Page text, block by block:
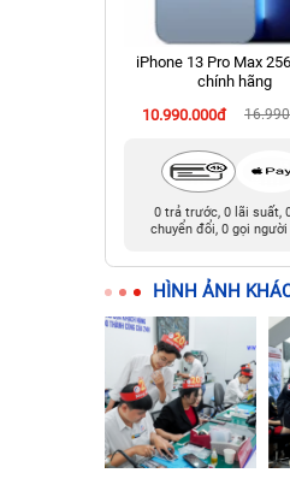
iPhone 13 Pro Max
chính hãng
10.990.000đ
0 trả trước, 0 lãi suất,
chuyển đổi, 0 gọi
HÌNH ẢNH